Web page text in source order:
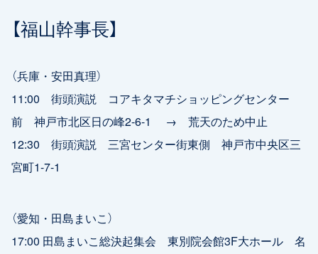
【福山幹事長】
（兵庫・安田真理）
11:00 街頭演説 コアキタマチショッピングセンター
前 神戸市北区日の峰2-6-1 → 荒天のため中止
12:30 街頭演説 三宮センター街東側 神戸市中央区三
宮町1-7-1
（愛知・田島まいこ）
17:00 田島まいこ総決起集会 東別院会館3F大ホール 名